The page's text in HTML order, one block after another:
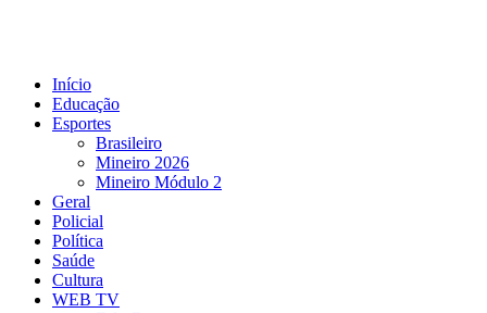
Início
Educação
Esportes
Brasileiro
Mineiro 2026
Mineiro Módulo 2
Geral
Policial
Política
Saúde
Cultura
WEB TV